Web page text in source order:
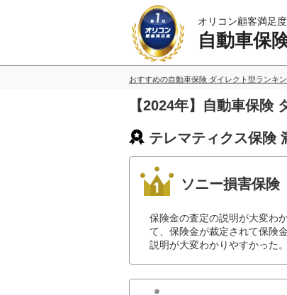
オリコン顧客満足
自動車保
おすすめの自動車保険 ダイレクト型ランキ
【2024年】自動車保険
テレマティクス保険
ソニー損害保険
保険金の査定の説明が大変わ
て、保険金が裁定されて保険
説明が大変わかりやすかった